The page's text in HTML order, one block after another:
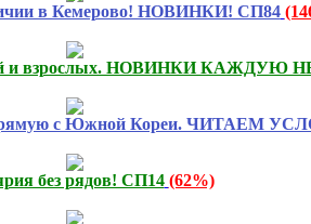
в Кемерово! НОВИНКИ! СП84
и взрослых. НОВИНКИ КАЖДУЮ
с Южной Кореи. ЧИТАЕМ
без рядов! СП14 (62%)